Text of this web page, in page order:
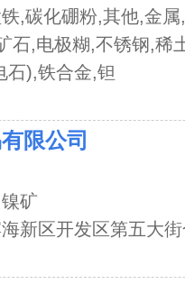
,碳化硼粉,其他,金
石,电极糊,不锈钢,稀
石),铁合金,钽
限公司
矿
新区开发区第五大